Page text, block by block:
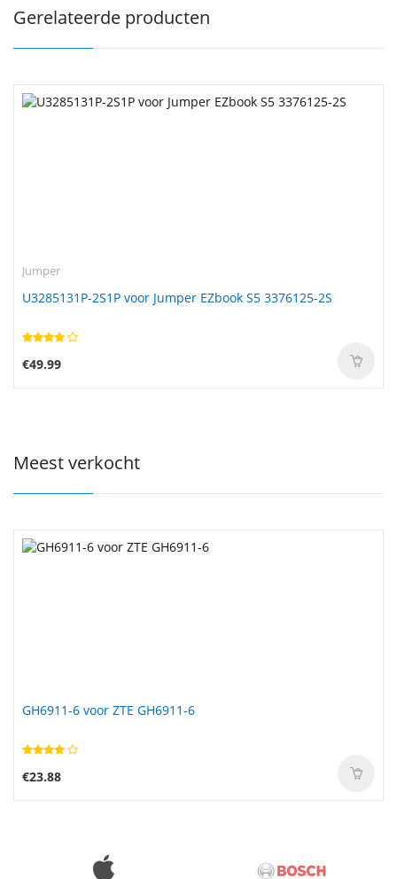
Gerelateerde producten
Jumper
U3285131P-2S1P voor Jumper EZbook S5 3376125-2S
€49.99
Meest verkocht
GH6911-6 voor ZTE GH6911-6
€23.88